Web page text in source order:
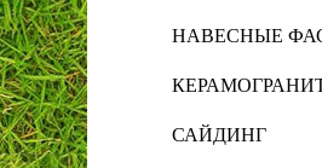
НАВЕСНЫЕ
САЙДИНГ